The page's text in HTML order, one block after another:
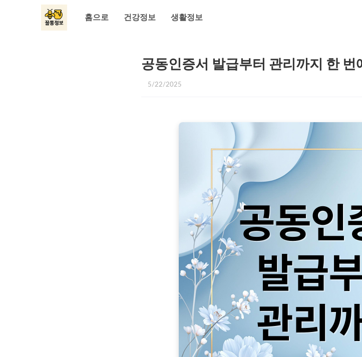
홈으로 건강정보 생활정보
공동인증서 발급부터 관리까지 한 번
5/22/2025